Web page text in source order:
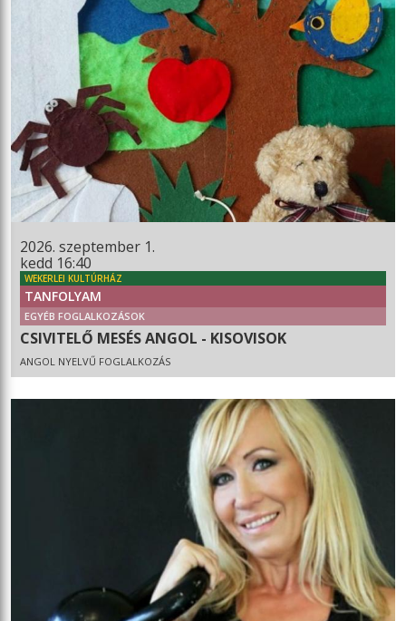
2026. szeptember 1.
kedd 16:40
WEKERLEI KULTÚRHÁZ
TANFOLYAM
EGYÉB FOGLALKOZÁSOK
CSIVITELŐ MESÉS ANGOL - KISOVISOK
ANGOL NYELVŰ FOGLALKOZÁS